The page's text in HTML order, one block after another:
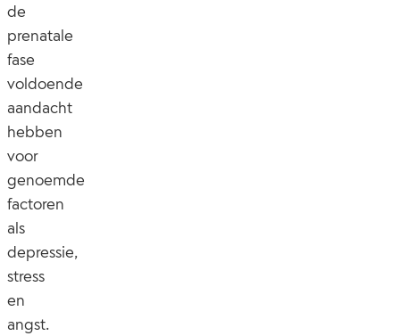
de
prenatale
fase
voldoende
aandacht
hebben
voor
genoemde
factoren
als
depressie,
stress
en
angst.